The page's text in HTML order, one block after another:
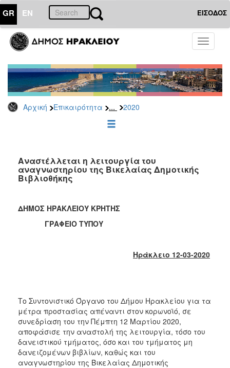
GR EN ΕΙΣΟΔΟΣ
Toggle
Αρχική Επικαιρότητα ... 2020
ΕΠΙΚΑΙΡΟΤΗΤΑ
Τύπου
Αρχείο
2026
2025
2022
2021
2019
2018
2012
2011
2010
2006
Αναστέλλεται η λειτουργία του
αναγνωστηρίου της Βικελαίας Δημοτικής
Βιβλιοθήκης
ΔΗΜΟΣ ΗΡΑΚΛΕΙΟΥ ΚΡΗΤΗΣ
ΓΡΑΦΕΙΟ ΤΥΠΟΥ
Ηράκλειο 12-03-2020
Το Συντονιστικό Όργανο του Δήμου Ηρακλείου για τα
μέτρα προστασίας απέναντι στον κορωνοϊό, σε
συνεδρίαση του την Πέμπτη 12 Μαρτίου 2020,
αποφάσισε την αναστολή της λειτουργία, τόσο του
δανειστικού τμήματος, όσο και του τμήματος μη
δανειζομένων βιβλίων, καθώς και του
αναγνωστηρίου της Βικελαίας Δημοτικής